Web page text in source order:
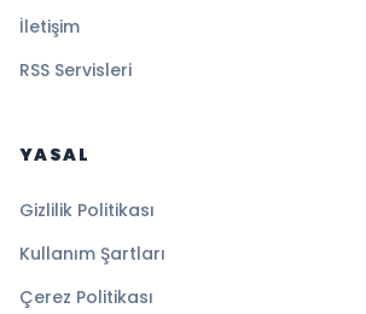
İletişim
RSS Servisleri
YASAL
Gizlilik Politikası
Kullanım Şartları
Çerez Politikası